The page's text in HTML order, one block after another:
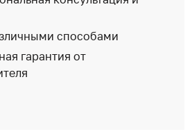
способами
гарантия от